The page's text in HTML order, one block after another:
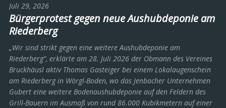
Juli 29, 2026
Bürgerprotest gegen neue Aushubdeponie am
Riederberg
„Wir sind strikt gegen eine weitere Aushubdeponie am
Riederberg“, erklärte am 28. Juli 2026 der Obmann des Vereines
Bruckhäusl aktiv Thomas Gasteiger bei einem Lokalaugenschein
am Riederberg in Wörgl-Boden, wo das Jenbacher Unternehmen
Gubert eine weitere Bodenaushubdeponie auf den Feldern des
Grill-Bauern im Ausmaß von rund 86.000 Kubikmetern auf einer